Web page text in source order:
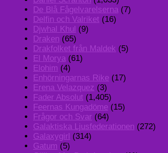
De Blå Fågelvarelserna (7)
Delfin och Valriket (16)
Djwhal Khul (9)
Draken (65)
Drakfolket från Maldek (5)
El Morya (61)
Elohim (4)
Enhörningarnas Rike (17)
Erena Velazquez (3)
Fader Absolut (1,405)
Feernas Kungadöme (15)
Frågor och Svar (64)
Galaktiska Ljusfederationen (272)
Galaxygirl (314)
Gatum (5)